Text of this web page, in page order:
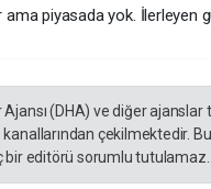
piyasada yok. İlerleyen
(DHA) ve diğer ajanslar
çekilmektedir.
editörü sorumlu